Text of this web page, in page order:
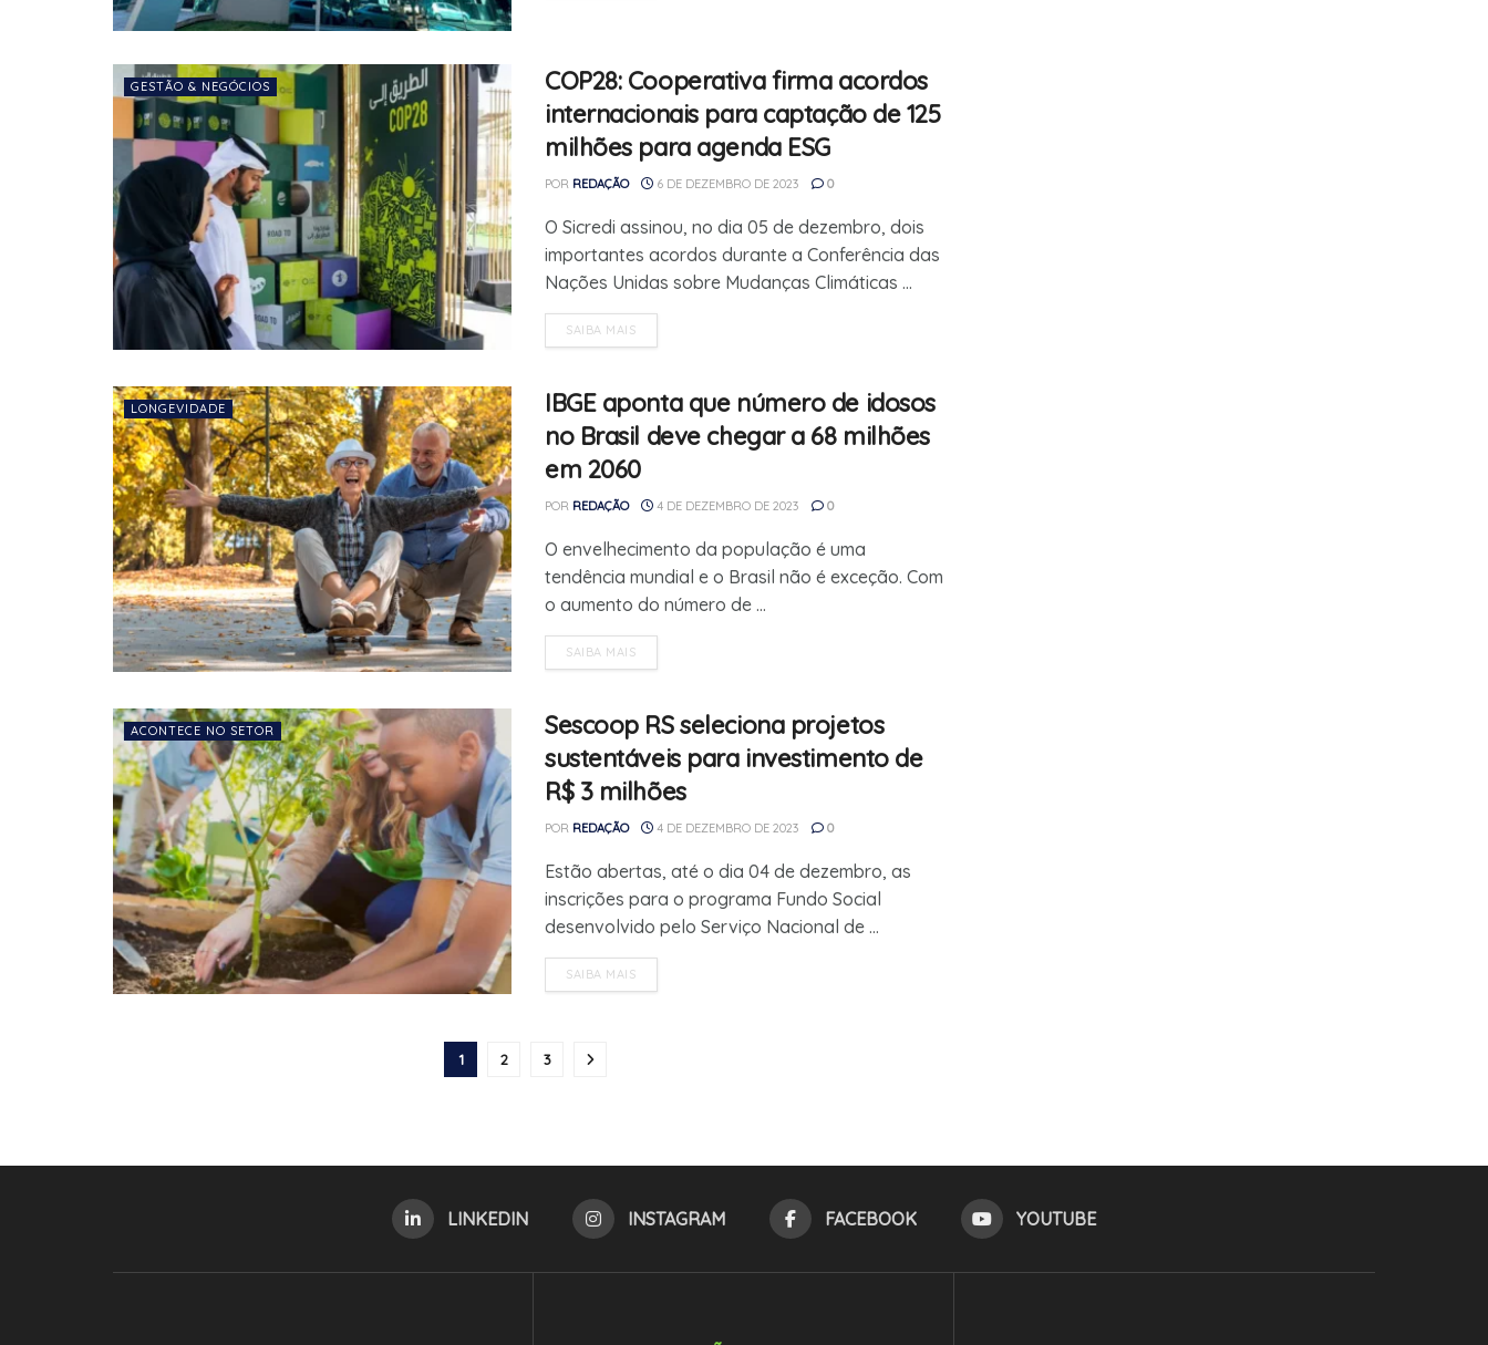
GESTÃO & NEGÓCIOS
COP28: Cooperativa firma acordos
internacionais para captação de 125
milhões para agenda ESG
POR REDAÇÃO 6 DE DEZEMBRO DE 2023 0
O Sicredi assinou, no dia 05 de dezembro, dois
importantes acordos durante a Conferência das
Nações Unidas sobre Mudanças Climáticas ...
SAIBA MAIS
LONGEVIDADE
IBGE aponta que número de idosos
no Brasil deve chegar a 68 milhões
em 2060
POR REDAÇÃO 4 DE DEZEMBRO DE 2023 0
O envelhecimento da população é uma
tendência mundial e o Brasil não é exceção. Com
o aumento do número de ...
SAIBA MAIS
ACONTECE NO SETOR
Sescoop RS seleciona projetos
sustentáveis para investimento de
R$ 3 milhões
POR REDAÇÃO 4 DE DEZEMBRO DE 2023 0
Estão abertas, até o dia 04 de dezembro, as
inscrições para o programa Fundo Social
desenvolvido pelo Serviço Nacional de ...
SAIBA MAIS
1 2 3
LINKEDIN INSTAGRAM FACEBOOK YOUTUBE